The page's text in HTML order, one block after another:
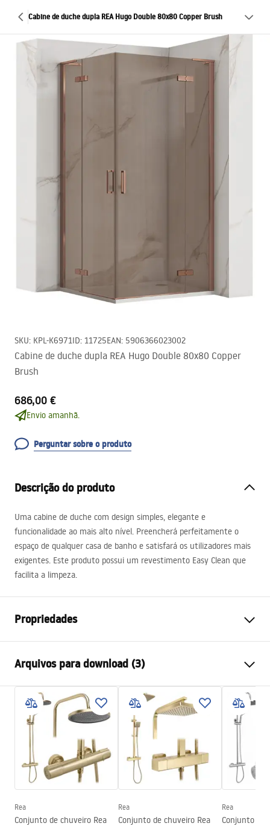
Cabine de duche dupla REA Hugo Double 80x80 Copper Brush
SKU: KPL-K6971ID: 11725EAN: 5906366023002
Cabine de duche dupla REA Hugo Double 80x80 Copper
Brush
686,00 €
Envio amanhã.
Perguntar sobre o produto
Descrição do produto
Uma cabine de duche com design simples, elegante e
funcionalidade ao mais alto nível. Preencherá perfeitamente o
espaço de qualquer casa de banho e satisfará os utilizadores mais
exigentes. Este produto possui um revestimento Easy Clean que
facilita a limpeza.
Propriedades
Cor
Miedź szczotkowana
Tipo de cabina
Canto
Cor do vidro
bronze fumado 6mm
Como abrir
Inclinado em ambos os lados
Seria
Assembléia
Em uma base de chuveiro ou
piso
Direção da cabina
Universal
Arquivos para download (3)
shower manual
shower manual.pdf
Warunki bezpieczeństwa
WARUNKI BEZPIECZENSTWA KABINY DRZWI
PARAWANY.pdf
Rea
Conjunto de chuveiro Rea
Rea
Conjunto de chuveiro Rea
Rea
Conjunto de